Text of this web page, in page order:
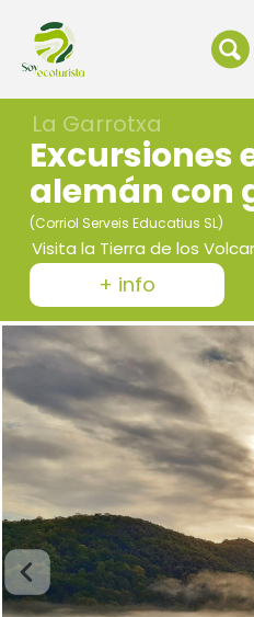
La Garrotxa
Excursiones
alemán con
(Corriol Serveis Educatius SL)
Visita la Tierra de los
+ info